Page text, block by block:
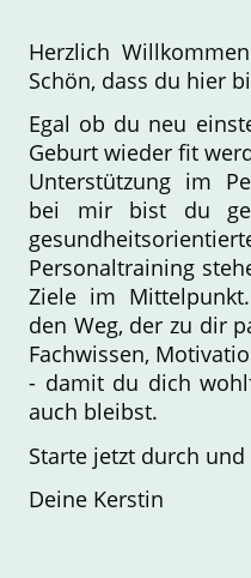
Herzlich
Schön, dass du hier
Egal ob du neu
Geburt wieder fit
Unterstützung im
bei mir bist du
Personaltraining
Ziele im
den Weg, der zu dir
Fachwissen,
- damit du dich
auch bleibst.
Starte jetzt durch
Deine Kerstin